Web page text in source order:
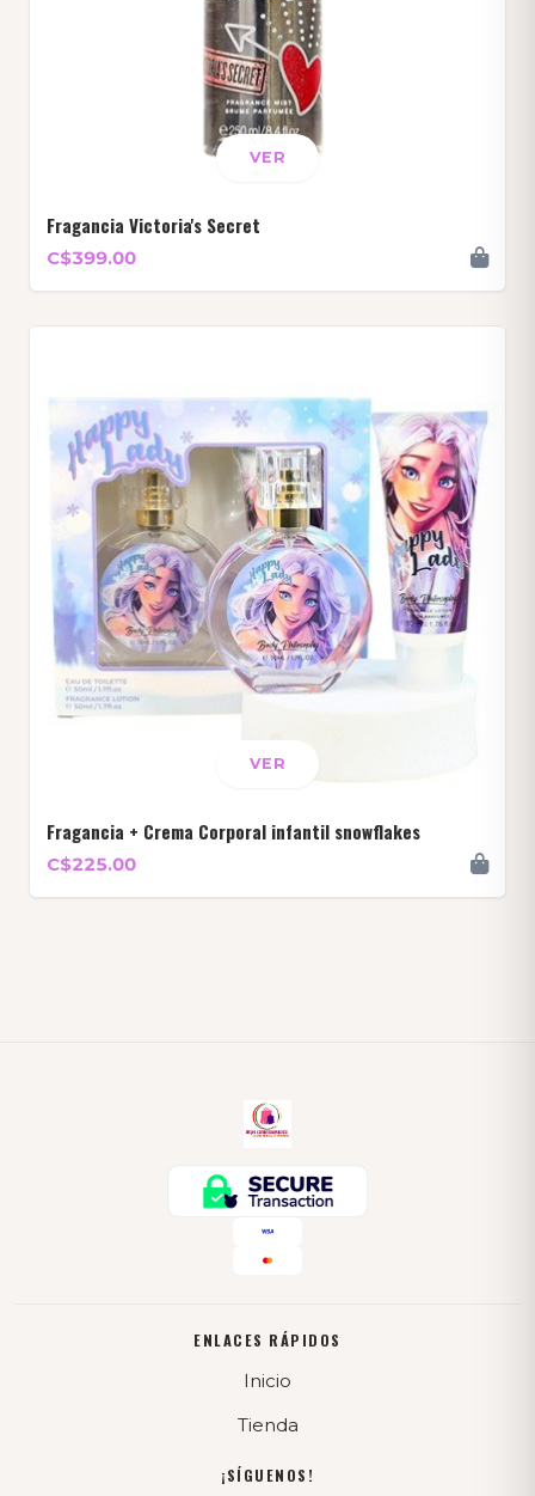
VER
Fragancia Victoria's Secret
C$399.00
VER
Fragancia + Crema Corporal infantil snowflakes
C$225.00
ENLACES RÁPIDOS
Inicio
Tienda
¡SÍGUENOS!